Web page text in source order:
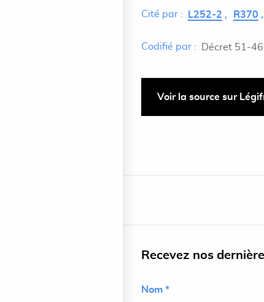
Cité par : L252-2 R370
Codifié par : Décret 51-
Voir la source sur
Recevez nos
Nom *